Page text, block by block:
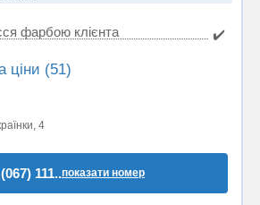
фарбою клієнта ✔️
ціни (51)
4
111..показати номер